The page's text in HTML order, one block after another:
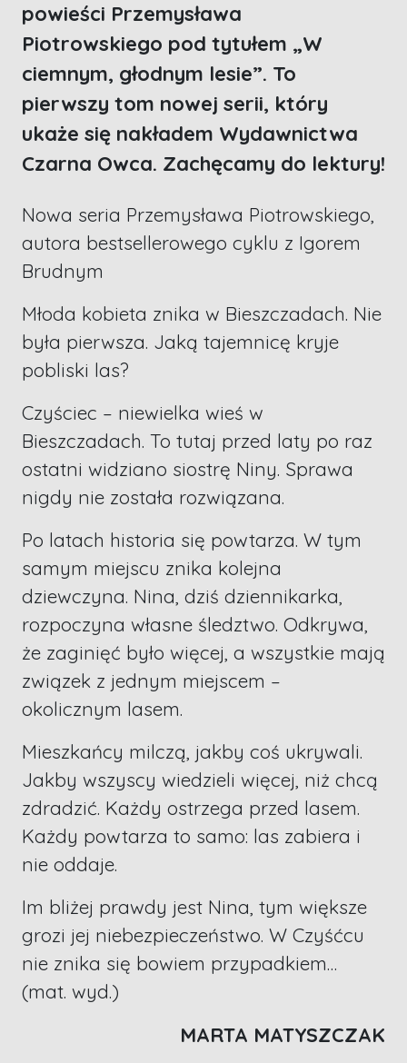
powieści Przemysława
Piotrowskiego pod tytułem „W
ciemnym, głodnym lesie”. To
pierwszy tom nowej serii, który
ukaże się nakładem Wydawnictwa
Czarna Owca. Zachęcamy do lektury!
Nowa seria Przemysława Piotrowskiego,
autora bestsellerowego cyklu z Igorem
Brudnym
Młoda kobieta znika w Bieszczadach. Nie
była pierwsza. Jaką tajemnicę kryje
pobliski las?
Czyściec – niewielka wieś w
Bieszczadach. To tutaj przed laty po raz
ostatni widziano siostrę Niny. Sprawa
nigdy nie została rozwiązana.
Po latach historia się powtarza. W tym
samym miejscu znika kolejna
dziewczyna. Nina, dziś dziennikarka,
rozpoczyna własne śledztwo. Odkrywa,
że zaginięć było więcej, a wszystkie mają
związek z jednym miejscem –
okolicznym lasem.
Mieszkańcy milczą, jakby coś ukrywali.
Jakby wszyscy wiedzieli więcej, niż chcą
zdradzić. Każdy ostrzega przed lasem.
Każdy powtarza to samo: las zabiera i
nie oddaje.
Im bliżej prawdy jest Nina, tym większe
grozi jej niebezpieczeństwo. W Czyśćcu
nie znika się bowiem przypadkiem…
(mat. wyd.)
MARTA MATYSZCZAK